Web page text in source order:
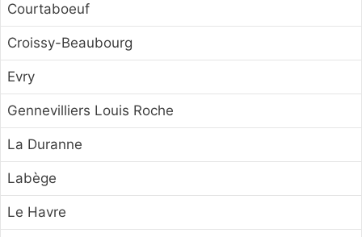
Courtaboeuf
Croissy-Beaubourg
Evry
Gennevilliers Louis Roche
La Duranne
Labège
Le Havre